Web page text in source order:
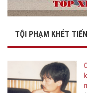
TỘI PHẠM KHÉT